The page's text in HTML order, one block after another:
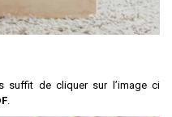
suffit de cliquer sur l’image ci